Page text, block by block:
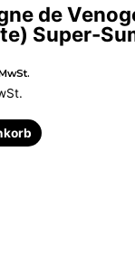
de
Super-